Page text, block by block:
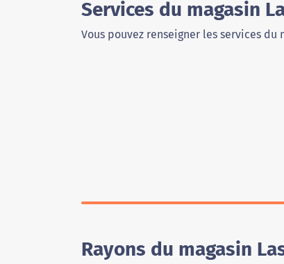
Services du magasin
Vous pouvez renseigner les services du
Rayons du magasin